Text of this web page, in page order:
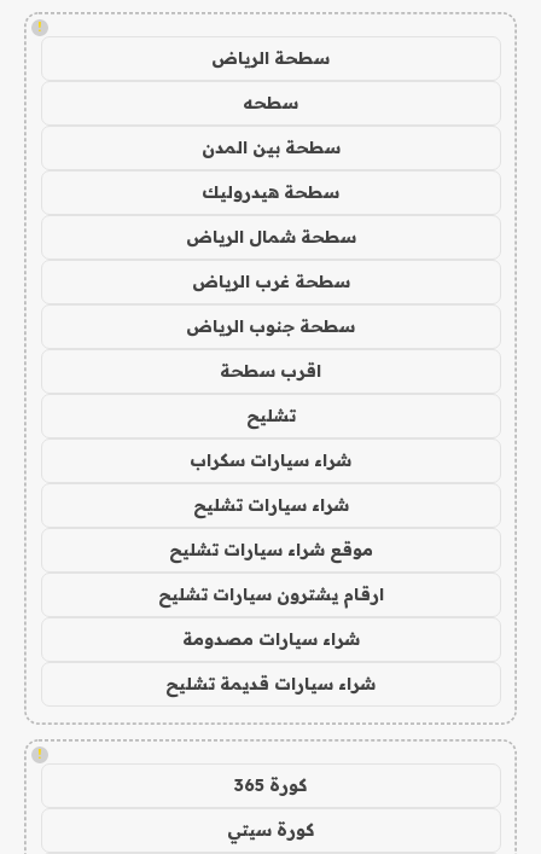
!
سطحة الرياض
سطحه
سطحة بين المدن
سطحة هيدروليك
سطحة شمال الرياض
سطحة غرب الرياض
سطحة جنوب الرياض
اقرب سطحة
تشليح
شراء سيارات سكراب
شراء سيارات تشليح
موقع شراء سيارات تشليح
ارقام يشترون سيارات تشليح
شراء سيارات مصدومة
شراء سيارات قديمة تشليح
!
كورة 365
كورة سيتي